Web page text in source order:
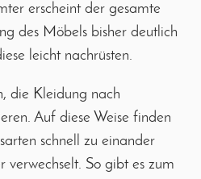
erscheint der gesamte
des Möbels bisher deutlich
leicht nachrüsten.
die Kleidung nach
Auf diese Weise finden
schnell zu einander
verwechselt. So gibt es zum